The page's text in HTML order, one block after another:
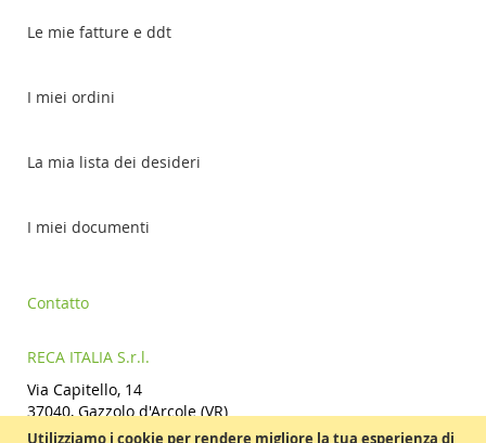
Utilizziamo i cookie per rendere migliore la tua esperienza di
Le mie fatture e ddt
I miei ordini
La mia lista dei desideri
I miei documenti
Contatto
RECA ITALIA S.r.l.
Via Capitello, 14
37040, Gazzolo d'Arcole (VR)
Tel.: +39 045 7669611